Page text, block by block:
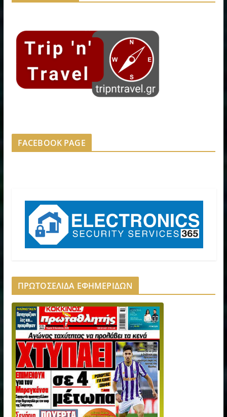
FACEBOOK PAGE
ΠΡΩΤΟΣΕΛΙΔΑ ΕΦΗΜΕΡΙΔΩΝ